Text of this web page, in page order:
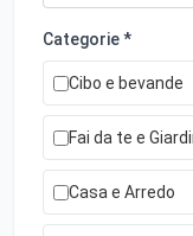
Categorie *
Cibo e bevande
Fai da te e
Casa e Arredo